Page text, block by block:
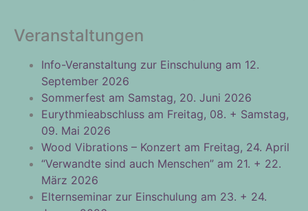
Veranstaltungen
Info-Veranstaltung zur Einschulung am 12.
September 2026
Sommerfest am Samstag, 20. Juni 2026
Eurythmieabschluss am Freitag, 08. + Samstag,
09. Mai 2026
Wood Vibrations – Konzert am Freitag, 24. April
“Verwandte sind auch Menschen” am 21. + 22.
März 2026
Elternseminar zur Einschulung am 23. + 24.